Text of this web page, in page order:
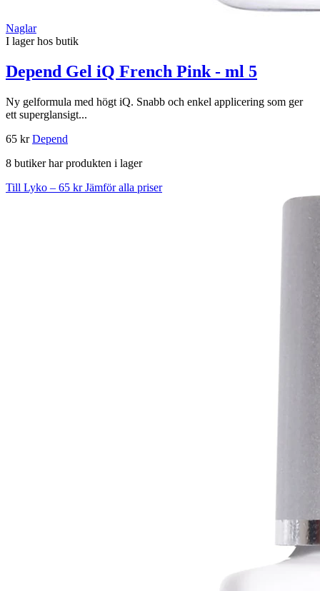
Naglar
I lager hos butik
Depend Gel iQ French Pink - ml 5
Ny gelformula med högt iQ. Snabb och enkel applicering som ger
ett superglansigt...
65 krDepend
8 butiker har produkten i lager
Till Lyko – 65 krJämför alla priser